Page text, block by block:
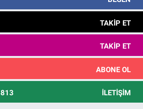
TAKIP ET
TAKIP ET
ABONE OL
İLETIŞIM